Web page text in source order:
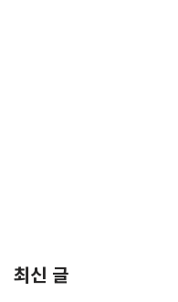
최신 글